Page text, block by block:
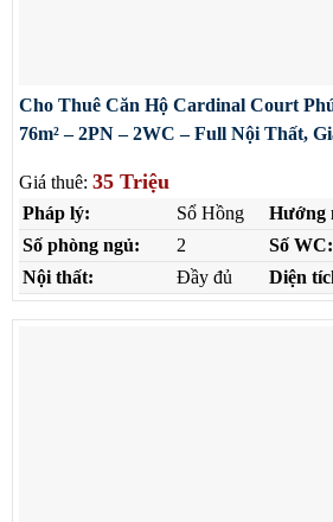
Cho Thuê Căn Hộ Cardinal Court
76m² – 2PN – 2WC – Full Nội Thất,
Giá thuê: 35 Triệu
Pháp lý: Sổ Hồng Hướng
Số phòng ngủ:
2 Số WC:
Nội thất:
Đầy đủ Diện